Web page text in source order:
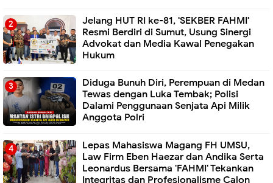
Jelang HUT RI ke-81, 'SEKBER FAHMI'
Resmi Berdiri di Sumut, Usung Sinergi
Advokat dan Media Kawal Penegakan
Hukum
Diduga Bunuh Diri, Perempuan di Medan
Tewas dengan Luka Tembak; Polisi
Dalami Penggunaan Senjata Api Milik
Anggota Polri
Lepas Mahasiswa Magang FH UMSU,
Law Firm Eben Haezar dan Andika Serta
Leonardus Bersama 'FAHMI' Tekankan
Integritas dan Profesionalisme Calon